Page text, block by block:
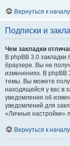
Вернуться к началу
Подписки и
Чем закладки
В phpBB 3.0
браузере. Вы не
изменениях. В phpBB
темы. Вы можете
находящейся у вас в
уведомления об
уведомлений для
«Личные настройки»
Вернуться к началу